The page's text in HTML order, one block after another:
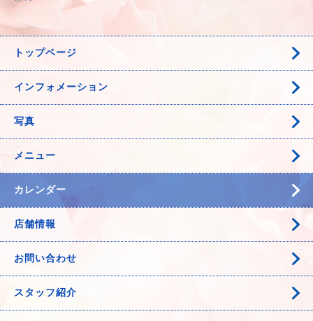
トップページ
インフォメーション
写真
メニュー
カレンダー
店舗情報
お問い合わせ
スタッフ紹介